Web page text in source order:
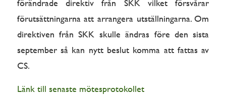
förändrade direktiv från SKK vilket försvårar
förutsättningarna att arrangera utställningarna. Om
direktiven från SKK skulle ändras före den sista
september så kan nytt beslut komma att fattas av
CS.
Länk till senaste mötesprotokollet